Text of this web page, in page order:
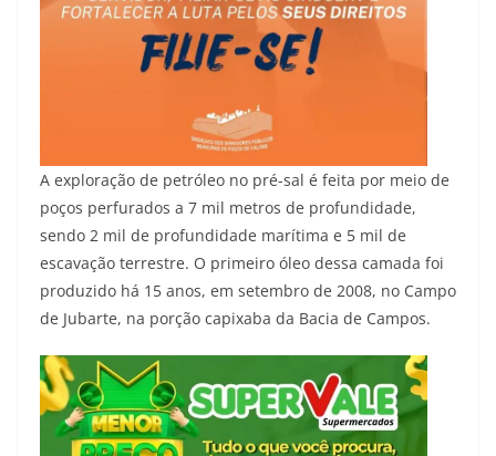
A exploração de petróleo no pré-sal é feita por meio de
poços perfurados a 7 mil metros de profundidade,
sendo 2 mil de profundidade marítima e 5 mil de
escavação terrestre. O primeiro óleo dessa camada foi
produzido há 15 anos, em setembro de 2008, no Campo
de Jubarte, na porção capixaba da Bacia de Campos.